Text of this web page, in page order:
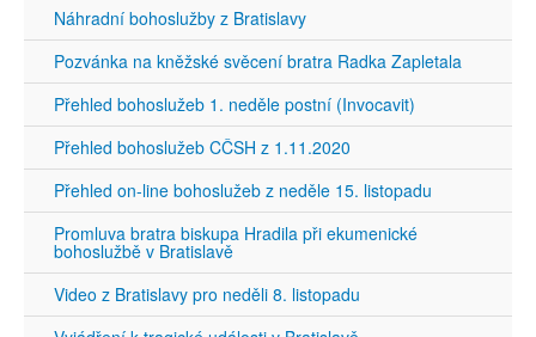
Náhradní bohoslužby z Bratislavy
Pozvánka na kněžské svěcení bratra Radka Zapletala
Přehled bohoslužeb 1. neděle postní (Invocavit)
Přehled bohoslužeb CČSH z 1.11.2020
Přehled on-line bohoslužeb z neděle 15. listopadu
Promluva bratra biskupa Hradila při ekumenické
bohoslužbě v Bratislavě
Video z Bratislavy pro neděli 8. listopadu